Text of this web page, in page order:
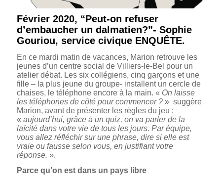
Février 2020, “Peut-on refuser
d’embaucher un dalmatien?”- Sophie
Gouriou, service civique ENQUÊTE.
En ce mardi matin de vacances, Marion retrouve les
jeunes d’un centre social de Villiers-le-Bel pour un
atelier débat. Les six collégiens, cinq garçons et une
fille – la plus jeune du groupe- installent un cercle de
chaises, le téléphone encore à la main. « On laisse
les téléphones de côté pour commencer ?» suggère
Marion, avant de présenter les règles du jeu :
« aujourd’hui, grâce à un quiz, on va parler de la
laïcité dans votre vie de tous les jours. Par équipe,
vous allez réfléchir sur une phrase, dire si elle est
vraie ou fausse selon vous, en justifiant votre
réponse. ».
Parce qu’on est dans un pays libre